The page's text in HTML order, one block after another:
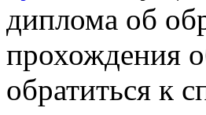
диплома об
прохождения
обратиться к